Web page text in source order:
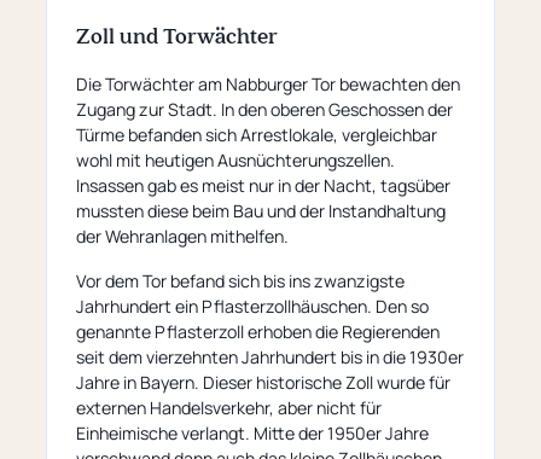
Zoll und Torwächter
Die Torwächter am Nabburger Tor bewachten den
Zugang zur Stadt. In den oberen Geschossen der
Türme befanden sich Arrestlokale, vergleichbar
wohl mit heutigen Ausnüchterungszellen.
Insassen gab es meist nur in der Nacht, tagsüber
mussten diese beim Bau und der Instandhaltung
der Wehranlagen mithelfen.
Vor dem Tor befand sich bis ins zwanzigste
Jahrhundert ein Pflasterzollhäuschen. Den so
genannte Pflasterzoll erhoben die Regierenden
seit dem vierzehnten Jahrhundert bis in die 1930er
Jahre in Bayern. Dieser historische Zoll wurde für
externen Handelsverkehr, aber nicht für
Einheimische verlangt. Mitte der 1950er Jahre